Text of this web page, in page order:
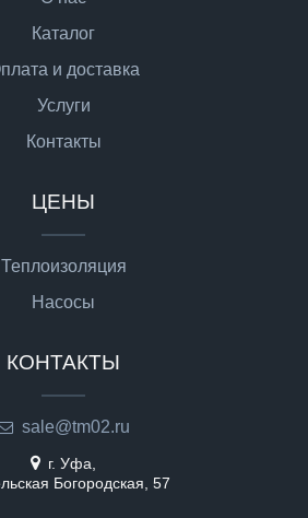
Каталог
и доставка
Услуги
Контакты
ЦЕНЫ
Теплоизоляция
Насосы
КОНТАКТЫ
sale@tm02.ru
г. Уфа,
Богородская, 57